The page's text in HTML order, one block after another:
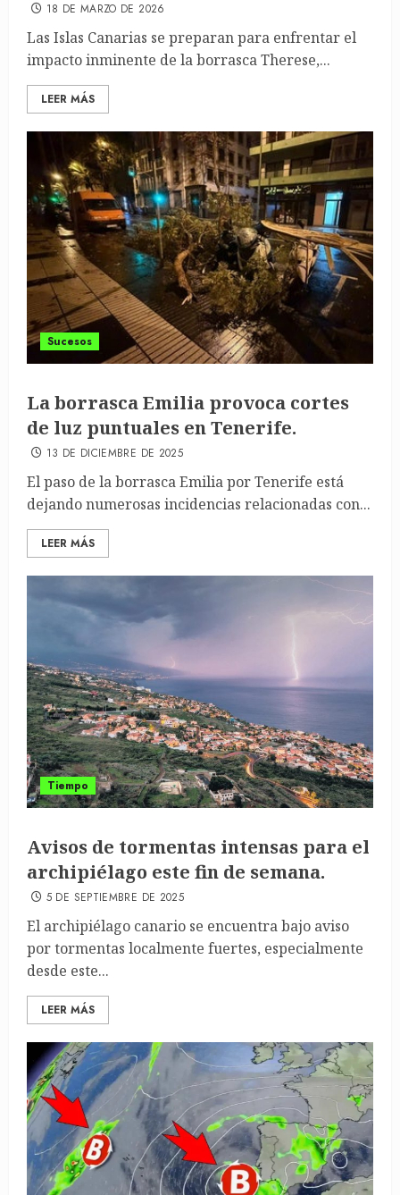
18 DE MARZO DE 2026
Las Islas Canarias se preparan para enfrentar el
impacto inminente de la borrasca Therese,...
LEER MÁS
Sucesos
La borrasca Emilia provoca cortes
de luz puntuales en Tenerife.
13 DE DICIEMBRE DE 2025
El paso de la borrasca Emilia por Tenerife está
dejando numerosas incidencias relacionadas con...
LEER MÁS
Tiempo
Avisos de tormentas intensas para el
archipiélago este fin de semana.
5 DE SEPTIEMBRE DE 2025
El archipiélago canario se encuentra bajo aviso
por tormentas localmente fuertes, especialmente
desde este...
LEER MÁS